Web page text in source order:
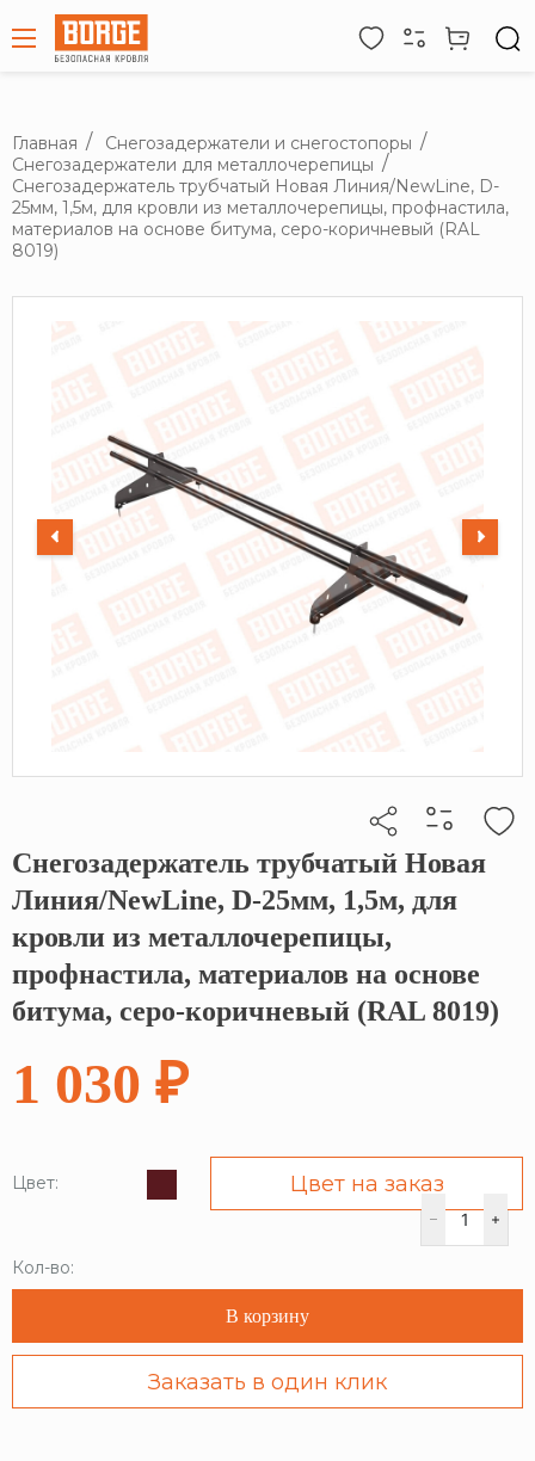
Главная
Снегозадержатели и снегостопоры
Снегозадержатели для металлочерепицы
Снегозадержатель трубчатый Новая Линия/NewLine, D-
25мм, 1,5м, для кровли из металлочерепицы, профнастила,
материалов на основе битума, серо-коричневый (RAL
8019)
Кликните, чтобы скопировать прямую ссылку
Снегозадержатель трубчатый Новая
Линия/NewLine, D-25мм, 1,5м, для
кровли из металлочерепицы,
профнастила, материалов на основе
битума, серо-коричневый (RAL 8019)
1 030 ₽
Цвет: Цвет на заказ
Кол-во:
В корзину
Заказать в один клик